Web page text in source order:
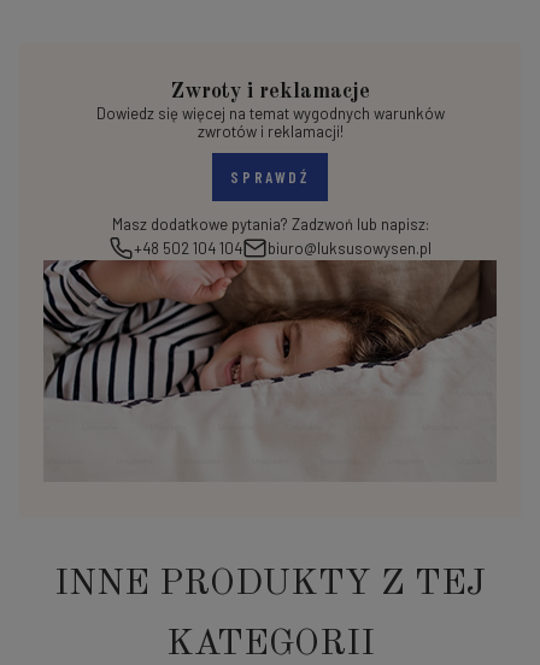
Zwroty i reklamacje
Dowiedz się więcej na temat wygodnych warunków
zwrotów i reklamacji!
SPRAWDŹ
Masz dodatkowe pytania? Zadzwoń lub napisz:
+48 502 104 104
biuro@luksusowysen.pl
INNE PRODUKTY Z TEJ
KATEGORII